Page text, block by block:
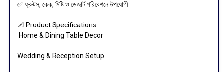
✅ ফ্রুটস, কেক, মিষ্টি ও ডেজার্ট পরিবেশনে উপযোগী
📐 Product Specifications:
Home & Dining Table Decor
Wedding & Reception Setup